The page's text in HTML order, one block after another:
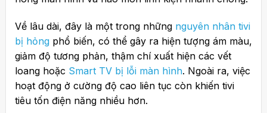
Về lâu dài, đây là một trong những nguyên nhân tivi
bị hỏngphổ biến, có thể gây ra hiện tượng ám màu,
giảm độ tương phản, thậm chí xuất hiện các vết
loang hoặc Smart TV bị lỗi màn hình. Ngoài ra, việc
hoạt động ở cường độ cao liên tục còn khiến tivi
tiêu tốn điện năng nhiều hơn.